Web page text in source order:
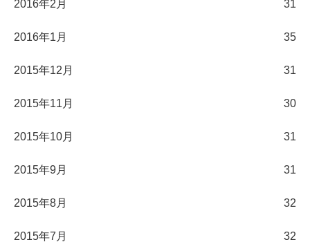
2016年2月 31
2016年1月 35
2015年12月 31
2015年11月 30
2015年10月 31
2015年9月 31
2015年8月 32
2015年7月 32